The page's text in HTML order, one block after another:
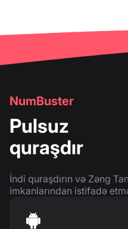
NumBuster
Pulsuz
quraşdır
İndi quraşdırın və Zəng
imkanlarından istifadə